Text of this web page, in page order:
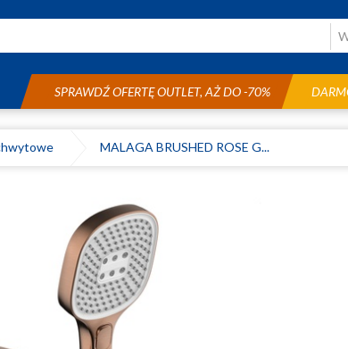
SPRAWDŹ OFERTĘ OUTLET, AŻ DO -70%
MALAGA BRUSHED ROSE G...